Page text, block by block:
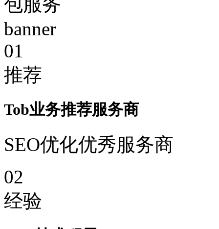
01
推荐
Tob业务推荐服务商
SEO优化优秀服务商
02
经验